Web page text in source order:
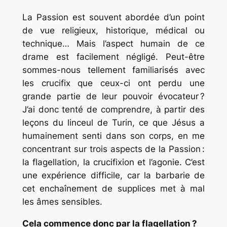
La Passion est souvent abordée d’un point
de vue religieux, historique, médical ou
technique… Mais l’aspect humain de ce
drame est facilement négligé. Peut-être
sommes-nous tellement familiarisés avec
les crucifix que ceux-ci ont perdu une
grande partie de leur pouvoir évocateur ?
J’ai donc tenté de comprendre, à partir des
leçons du linceul de Turin, ce que Jésus a
humainement senti dans son corps, en me
concentrant sur trois aspects de la Passion :
la flagellation, la crucifixion et l’agonie. C’est
une expérience difficile, car la barbarie de
cet enchaînement de supplices met à mal
les âmes sensibles.
Cela commence donc par la flagellation ?